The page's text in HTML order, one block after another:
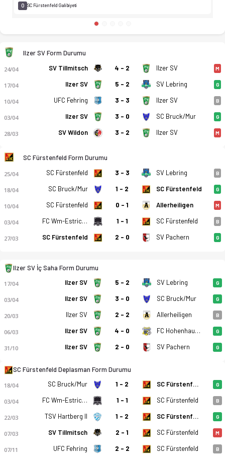
Ilzer SV - SC Fürstenfeld 1-6 bitti. Gol anları, kadro,
0 SC Fürstenfeld Galibiyeti
Ilzer SV Form Durumu
24/04 SV Tillmitsch 4 - 2 Ilzer SV M
17/04 Ilzer SV 5 - 2 SV Lebring G
10/04 UFC Fehring 3 - 3 Ilzer SV B
03/04 Ilzer SV 3 - 0 SC Bruck/Mur G
28/03 SV Wildon 3 - 2 Ilzer SV M
SC Fürstenfeld Form Durumu
25/04 SC Fürstenfeld 3 - 3 SV Lebring B
18/04 SC Bruck/Mur 1 - 2 SC Fürstenfeld G
10/04 SC Fürstenfeld 0 - 1 Allerheiligen M
03/04 FC Wm-Estriche Schladming 1 - 1 SC Fürstenfeld B
27/03 SC Fürstenfeld 2 - 0 SV Pachern G
Ilzer SV İç Saha Form Durumu
17/04 Ilzer SV 5 - 2 SV Lebring G
03/04 Ilzer SV 3 - 0 SC Bruck/Mur G
20/03 Ilzer SV 2 - 2 Allerheiligen B
06/03 Ilzer SV 4 - 0 FC Hohenhaus Tenne Schladming G
31/10 Ilzer SV 2 - 0 SV Pachern G
SC Fürstenfeld Deplasman Form Durumu
18/04 SC Bruck/Mur 1 - 2 SC Fürstenfeld G
03/04 FC Wm-Estriche Schladming 1 - 1 SC Fürstenfeld B
22/03 TSV Hartberg II 1 - 2 SC Fürstenfeld G
07/03 SV Tillmitsch 2 - 1 SC Fürstenfeld M
07/11 UFC Fehring 2 - 2 SC Fürstenfeld B